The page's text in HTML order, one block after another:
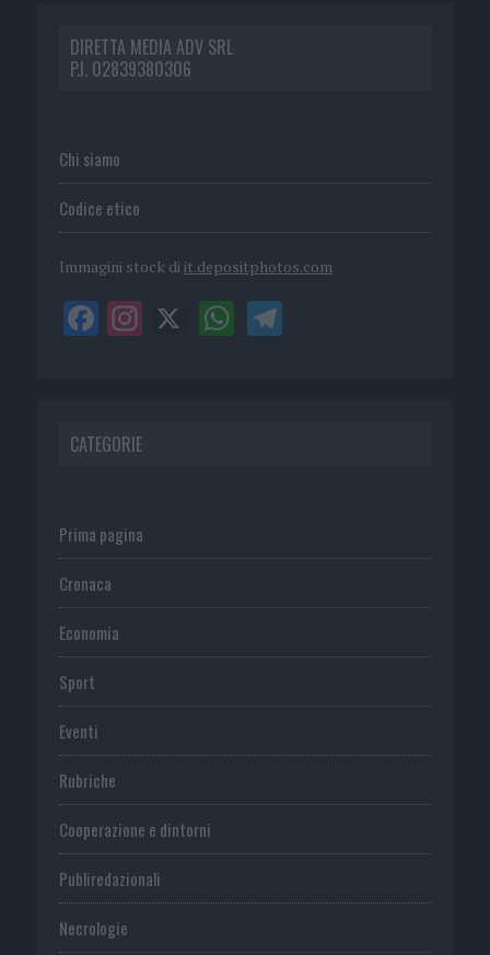
DIRETTA MEDIA ADV SRL
P.I. 02839380306
Chi siamo
Codice etico
Immagini stock di it.depositphotos.com
CATEGORIE
Prima pagina
Cronaca
Economia
Sport
Eventi
Rubriche
Cooperazione e dintorni
Publiredazionali
Necrologie